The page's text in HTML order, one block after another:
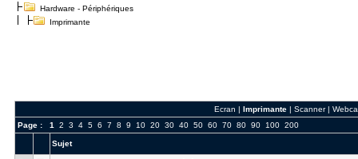
Hardware - Périphériques
Imprimante
Ecran |Imprimante |Scanner|
Page :
1 2 3 4 5 6 7 8 9 10 20 30 40 50 60 70 80 90 100 200
Sujet